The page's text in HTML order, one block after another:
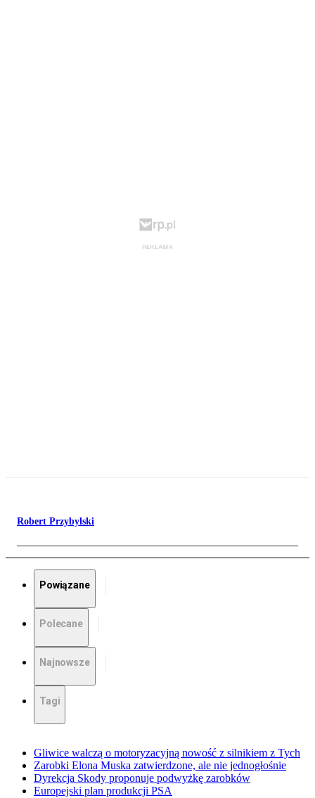
Robert Przybylski
Powiązane
Polecane
Najnowsze
Tagi
Gliwice walczą o motoryzacyjną nowość z silnikiem z Tych
Zarobki Elona Muska zatwierdzone, ale nie jednogłośnie
Dyrekcja Skody proponuje podwyżkę zarobków
Europejski plan produkcji PSA